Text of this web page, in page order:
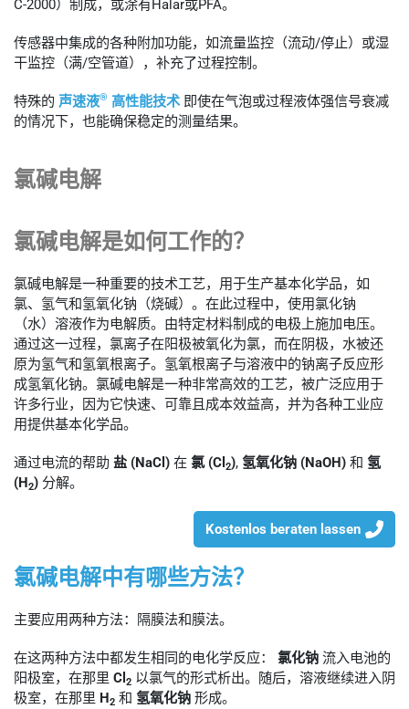
C-2000）制成，或涂有Halar或PFA。
传感器中集成的各种附加功能，如流量监控（流动/停止）或湿
干监控（满/空管道），补充了过程控制。
特殊的 声速液® 高性能技术即使在气泡或过程液体强信号衰减
的情况下，也能确保稳定的测量结果。
氯碱电解
氯碱电解是如何工作的？
氯碱电解是一种重要的技术工艺，用于生产基本化学品，如
氯、氢气和氢氧化钠（烧碱）。在此过程中，使用氯化钠
（水）溶液作为电解质。由特定材料制成的电极上施加电压。
通过这一过程，氯离子在阳极被氧化为氯，而在阴极，水被还
原为氢气和氢氧根离子。氢氧根离子与溶液中的钠离子反应形
成氢氧化钠。氯碱电解是一种非常高效的工艺，被广泛应用于
许多行业，因为它快速、可靠且成本效益高，并为各种工业应
用提供基本化学品。
通过电流的帮助 盐 (NaCl) 在 氯 (Cl 2), 氢氧化钠 (NaOH) 和 氢
(H2) 分解。
Kostenlos beraten lassen
氯碱电解中有哪些方法？
主要应用两种方法：隔膜法和膜法。
在这两种方法中都发生相同的电化学反应： 氯化钠 流入电池的
阳极室，在那里 Cl 2 以氯气的形式析出。随后，溶液继续进入阴
极室，在那里 H2 和 氢氧化钠 形成。